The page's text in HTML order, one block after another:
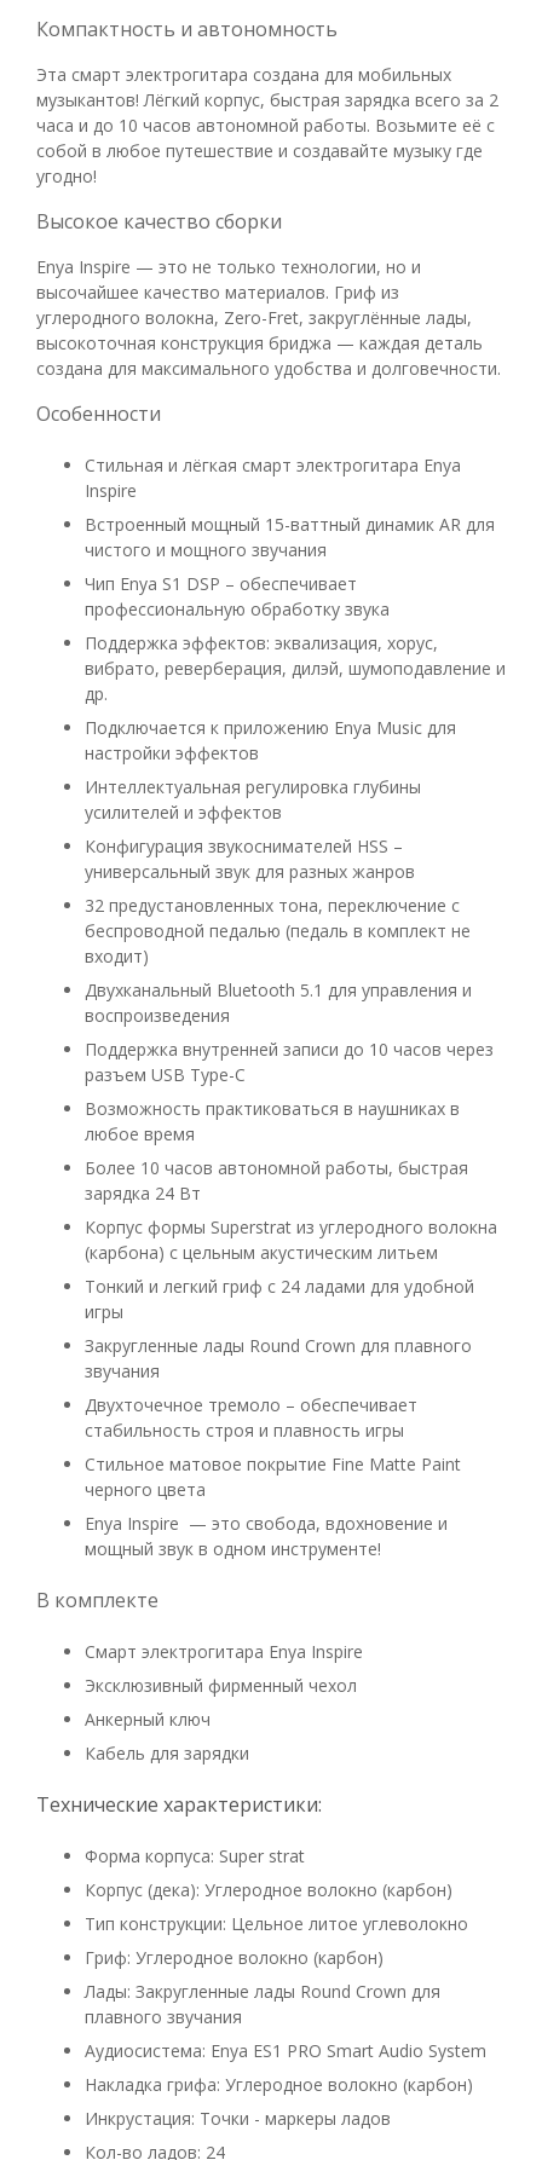
Компактность и автономность
Эта смарт электрогитара создана для мобильных
музыкантов! Лёгкий корпус, быстрая зарядка всего за 2
часа и до 10 часов автономной работы. Возьмите её с
собой в любое путешествие и создавайте музыку где
угодно!
Высокое качество сборки
Enya Inspire — это не только технологии, но и
высочайшее качество материалов. Гриф из
углеродного волокна, Zero-Fret, закруглённые лады,
высокоточная конструкция бриджа — каждая деталь
создана для максимального удобства и долговечности.
Особенности
Стильная и лёгкая смарт электрогитара Enya
Inspire
Встроенный мощный 15-ваттный динамик AR для
чистого и мощного звучания
Чип Enya S1 DSP – обеспечивает
профессиональную обработку звука
Поддержка эффектов: эквализация, хорус,
вибрато, реверберация, дилэй, шумоподавление и
др.
Подключается к приложению Enya Music для
настройки эффектов
Интеллектуальная регулировка глубины
усилителей и эффектов
Конфигурация звукоснимателей HSS –
универсальный звук для разных жанров
32 предустановленных тона, переключение с
беспроводной педалью (педаль в комплект не
входит)
Двухканальный Bluetooth 5.1 для управления и
воспроизведения
Поддержка внутренней записи до 10 часов через
разъем USB Type-C
Возможность практиковаться в наушниках в
любое время
Более 10 часов автономной работы, быстрая
зарядка 24 Вт
Корпус формы Superstrat из углеродного волокна
(карбона) с цельным акустическим литьем
Тонкий и легкий гриф с 24 ладами для удобной
игры
Закругленные лады Round Crown для плавного
звучания
Двухточечное тремоло – обеспечивает
стабильность строя и плавность игры
Стильное матовое покрытие Fine Matte Paint
черного цвета
Enya Inspire — это свобода, вдохновение и
мощный звук в одном инструменте!
В комплекте
Смарт электрогитара Enya Inspire
Эксклюзивный фирменный чехол
Анкерный ключ
Кабель для зарядки
Технические характеристики:
Форма корпуса: Super strat
Корпус (дека): Углеродное волокно (карбон)
Тип конструкции: Цельное литое углеволокно
Гриф: Углеродное волокно (карбон)
Лады: Закругленные лады Round Crown для
плавного звучания
Аудиосистема: Enya ES1 PRO Smart Audio System
Накладка грифа: Углеродное волокно (карбон)
Инкрустация: Точки - маркеры ладов
Кол-во ладов: 24